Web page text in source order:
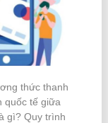
thức thanh
quốc tế giữa
gì? Quy trình